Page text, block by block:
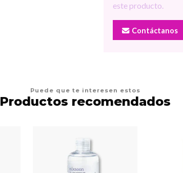
este producto.
Contáctanos
Puede que te interesen estos
Productos recomendados